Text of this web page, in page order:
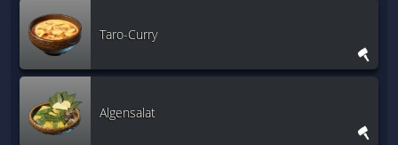
Taro-Curry
Algensalat